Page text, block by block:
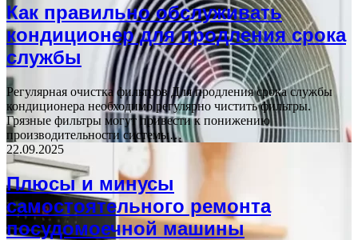
Как правильно обслуживать
кондиционер для продления срока
службы
Регулярная очистка фильтров Для продления срока службы
кондиционера необходимо регулярно чистить фильтры.
Грязные фильтры могут привести к понижению
производительности системы…
22.09.2025
Плюсы и минусы
самостоятельного ремонта
посудомоечной машины